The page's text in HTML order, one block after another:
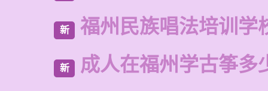
新 福州民族唱法培训学
新 成人在福州学古筝多